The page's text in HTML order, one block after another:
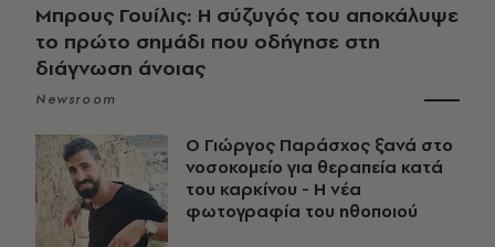
Μπρους Γουίλις: Η σύζυγός του αποκάλυψε
το πρώτο σημάδι που οδήγησε στη
διάγνωση άνοιας
Newsroom
O Γιώργος Παράσχος ξανά στο
νοσοκομείο για θεραπεία κατά
του καρκίνου - Η νέα
φωτογραφία του ηθοποιού